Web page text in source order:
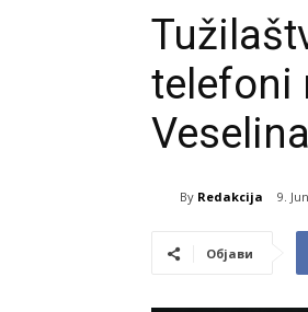
telefoni
By Redakcija 9.
Објави